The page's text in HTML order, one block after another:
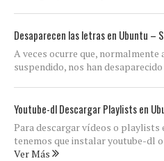
Desaparecen las letras en Ubuntu –
A veces ocurre que, normalmente
suspendido, nos han
Youtube-dl Descargar Playlists en
Para descargar vídeos o playlists
tenemos que instalar youtube-dl
Ver Más